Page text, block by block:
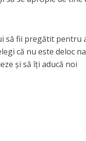
să fii pregătit pentru
că nu este deloc
și să îți aducă noi